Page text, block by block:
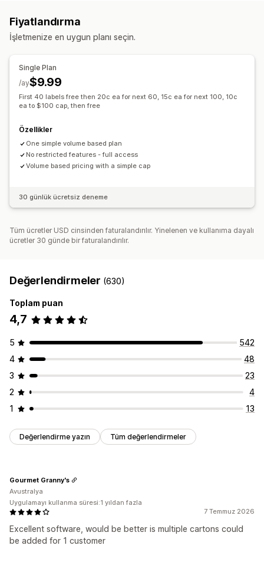
Kargoları yönetme
Sipariş senkronizasyonu
Sipariş güncellemeleri
Fiyatlandırma
İşletmenize en uygun planı seçin.
Single Plan
$9.99
/ay
First 40 labels free then 20c ea for next 60, 15c ea for next 100, 10c
ea to $100 cap, then free
Özellikler
One simple volume based plan
No restricted features - full access
Volume based pricing with a simple cap
30 günlük ücretsiz deneme
Tüm ücretler USD cinsinden faturalandırılır. Yinelenen ve kullanıma dayalı
ücretler 30 günde bir faturalandırılır.
Değerlendirmeler (630)
Toplam puan
4,7
5
542
4
48
3
23
2
4
1
13
Değerlendirme yazın Tüm değerlendirmeler
7 Temmuz 2026
Excellent software, would be better is multiple cartons could
be added for 1 customer
Gourmet Granny's
Avustralya
Uygulamayı kullanma süresi:1 yıldan fazla